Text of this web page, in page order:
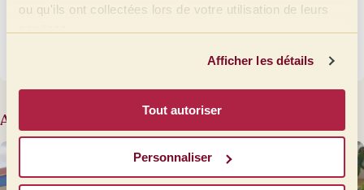
ou qu'ils ont collectées lors de votre utilisation de leurs
Afficher les détails
Tout autoriser
Personnaliser
L’Allemagne célèbre son Pre Open en route
Articles liés